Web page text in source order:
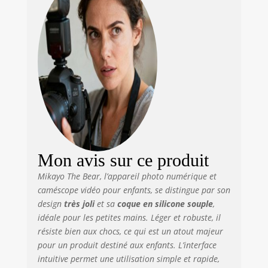
prendre confiance
en eux et de régler
les différents
modes et
paramètres en
toute autonomie.
Durable et sûr : ce
caméscope
numérique pour
enfants est doté
d'un boîtier en
confortable à tenir
et suffisamment
résistant pour
résister aux chutes
et aux jeux
violents. il est
exempt de PVC, de
métaux lourds, de
Mon avis sur ce produit
Mikayo The Bear, l’appareil photo numérique et
caméscope vidéo pour enfants, se distingue par son
design très joliet sa coque en silicone souple,
idéale pour les petites mains. Léger et robuste, il
résiste bien aux chocs, ce qui est un atout majeur
pour un produit destiné aux enfants. L’interface
intuitive permet une utilisation simple et rapide,